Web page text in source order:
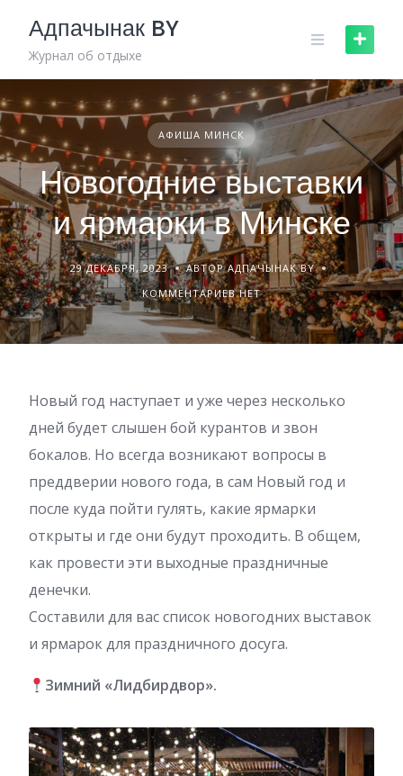
content
Адпачынак BY
Журнал об отдыхе
АФИША МИНСК
Новогодние выставки
и ярмарки в Минске
29 ДЕКАБРЯ, 2023
АВТОР АДПАЧЫНАК BY
КОММЕНТАРИЕВ НЕТ
Новый год наступает и уже через несколько
дней будет слышен бой курантов и звон
бокалов. Но всегда возникают вопросы в
преддверии нового года, в сам Новый год и
после куда пойти гулять, какие ярмарки
открыты и где они будут проходить. В общем,
как провести эти выходные праздничные
денечки.
Составили для вас список новогодних выставок
и ярмарок для праздничного досуга.
Зимний «Лидбирдвор».